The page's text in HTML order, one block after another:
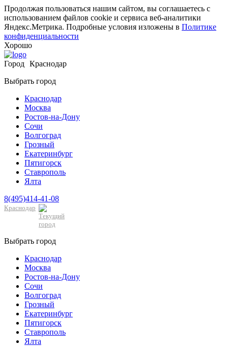
Продолжая пользоваться нашим сайтом, вы соглашаетесь с
использованием файлов cookie и сервиса веб-аналитики
Яндекс.Метрика. Подробные условия изложены в Политике
конфиденциальности
Хорошо
Город Краснодар
Выбрать город
Краснодар
Москва
Ростов-на-Дону
Сочи
Волгоград
Грозный
Екатеринбург
Пятигорск
Ставрополь
Ялта
8(495)414-41-08
Краснодар
Выбрать город
Краснодар
Москва
Ростов-на-Дону
Сочи
Волгоград
Грозный
Екатеринбург
Пятигорск
Ставрополь
Ялта